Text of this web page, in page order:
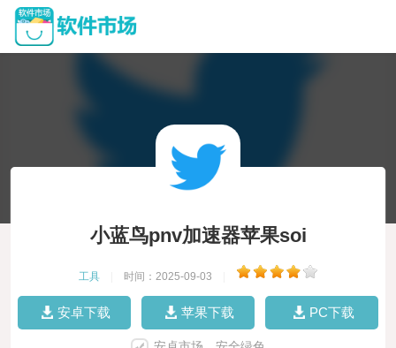
小蓝鸟pnv加速器苹果soi
工具 时间：2025-09-03
安卓下载 苹果下载 PC下载